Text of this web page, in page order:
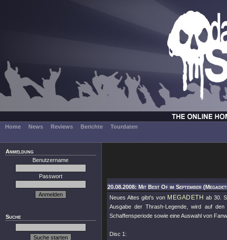
Home News Reviews Berichte Tourdaten
Anmeldung
Benutzername
Passwort
Suche
20.08.2008: Mit Best Of im September
Neues Altes gibt's von MEGADETH ab 30.
Ausgabe der Thrash-Legende, wird auf
Schaffensperiode sowie eine Auswahl von
Disc 1: